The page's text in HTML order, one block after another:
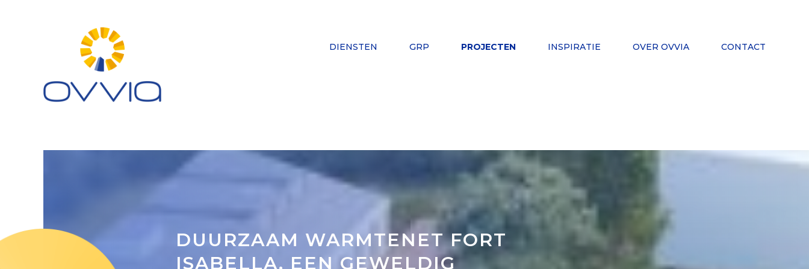
DIENSTEN GRP PROJECTEN INSPIRATIE OVER OVVIA CONTACT
DUURZAAM WARMTENET FORT
ISABELLA, EEN GEWELDIG